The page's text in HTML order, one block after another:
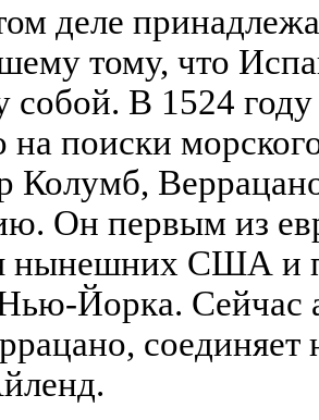
деле
тому, что
В 1524
на поиски
Колумб,
Он первым из
нынешних США и
Йорка. Сейчас